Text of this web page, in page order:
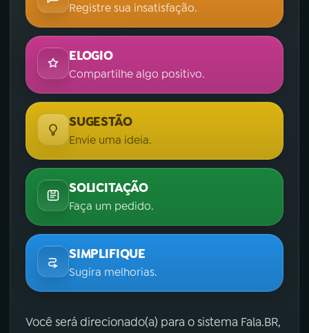
Registre sua insatisfação.
ELOGIO
Compartilhe algo positivo.
SUGESTÃO
Envie uma ideia.
SOLICITAÇÃO
Faça um pedido.
SIMPLIFIQUE
Sugira melhorias.
Você será direcionado(a) para o sistema Fala.BR,